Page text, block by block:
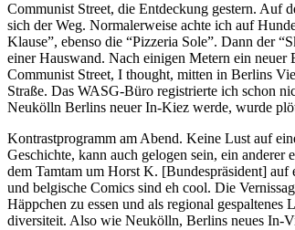
Communist Street, die Entdeckung gestern. Auf
sich der Weg. Normalerweise achte ich auf
Klause”, ebenso die “Pizzeria Sole”. Dann der
einer Hauswand. Nach einigen Metern ein
Communist Street, I thought, mitten in Berlins
Straße. Das WASG-Büro registrierte ich schon
Neukölln Berlins neuer In-Kiez werde, wurde
Kontrastprogramm am Abend. Keine Lust auf
Geschichte, kann auch gelogen sein, ein
dem Tamtam um Horst K. [Bundespräsident] auf
und belgische Comics sind eh cool. Die
Häppchen zu essen und als regional
diversiteit. Also wie Neukölln, Berlins neues In-